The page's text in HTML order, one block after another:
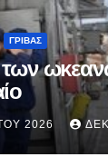
ΓΡΊΒΑΣ
2026